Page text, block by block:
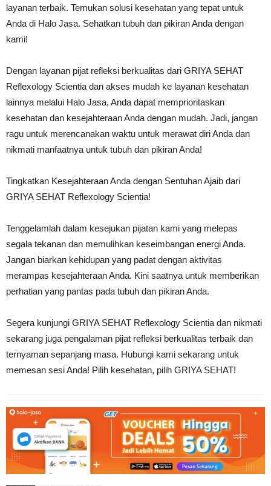
layanan terbaik. Temukan solusi kesehatan yang tepat untuk
Anda di Halo Jasa. Sehatkan tubuh dan pikiran Anda dengan
kami!
Dengan layanan pijat refleksi berkualitas dari GRIYA SEHAT
Reflexology Scientia dan akses mudah ke layanan kesehatan
lainnya melalui Halo Jasa, Anda dapat memprioritaskan
kesehatan dan kesejahteraan Anda dengan mudah. Jadi, jangan
ragu untuk merencanakan waktu untuk merawat diri Anda dan
nikmati manfaatnya untuk tubuh dan pikiran Anda!
Tingkatkan Kesejahteraan Anda dengan Sentuhan Ajaib dari
GRIYA SEHAT Reflexology Scientia!
Tenggelamlah dalam kesejukan pijatan kami yang melepas
segala tekanan dan memulihkan keseimbangan energi Anda.
Jangan biarkan kehidupan yang padat dengan aktivitas
merampas kesejahteraan Anda. Kini saatnya untuk memberikan
perhatian yang pantas pada tubuh dan pikiran Anda.
Segera kunjungi GRIYA SEHAT Reflexology Scientia dan nikmati
sekarang juga pengalaman pijat refleksi berkualitas terbaik dan
ternyaman sepanjang masa. Hubungi kami sekarang untuk
memesan sesi Anda! Pilih kesehatan, pilih GRIYA SEHAT!